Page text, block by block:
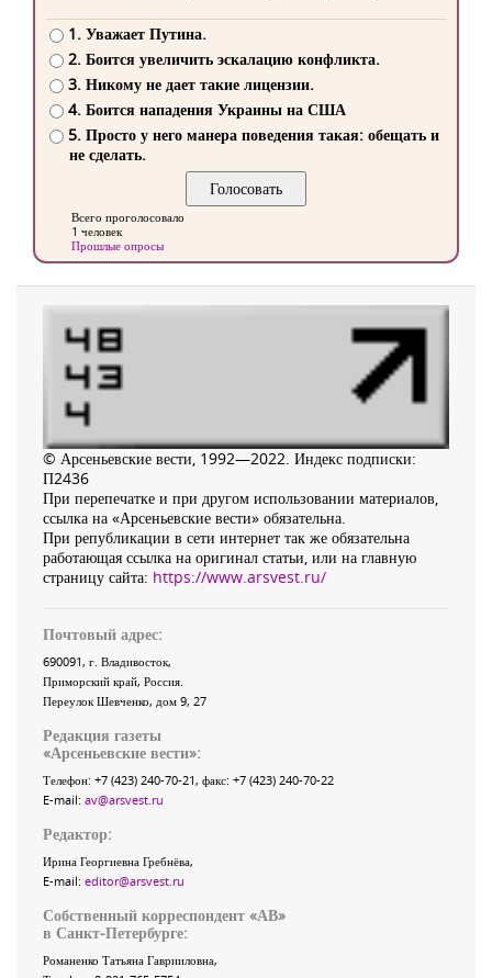
1. Уважает Путина.
2. Боится увеличить эскалацию конфликта.
3. Никому не дает такие лицензии.
4. Боится нападения Украины на США
5. Просто у него манера поведения такая: обещать и
не сделать.
Всего проголосовало
1 человек
Прошлые опросы
© Арсеньевские вести, 1992—2022. Индекс подписки:
П2436
При перепечатке и при другом использовании материалов,
ссылка на «Арсеньевские вести» обязательна.
При републикации в сети интернет так же обязательна
работающая ссылка на оригинал статьи, или на главную
страницу сайта: https://www.arsvest.ru/
Почтовый адрес:
690091, г. Владивосток,
Приморский край, Россия
Переулок Шевченко, дом 9, 27
Редакция газеты
«Арсеньевские вести»:
Телефон: +7 (423) 240-70-21, факс: +7 (423) 240-70-22
E-mail: av@arsvest.ru
Редактор:
Ирина Георгиевна Гребнёва,
E-mail: editor@arsvest.ru
Собственный корреспондент «АВ»
в Санкт-Петербурге:
Романенко Татьяна Гаврииловна,